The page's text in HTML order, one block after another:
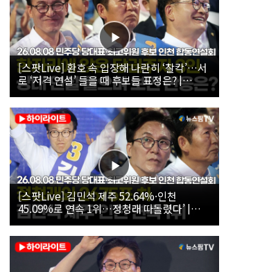
[스팟Live] 환호 속 입장해 나란히 ‘찰칵’…서
로 ‘저격 연설’ 들을 때 후보들 표정은? |
26.08.08 더불어민주당 당대표·최고위원 후
보 인천 합동연설회
[스팟Live] 김민석 제주 52.64%·인천
45.09%로 연속 1위…정청래 따돌렸다’ |
26.08.08 더불어민주당 당대표·최고위원 후
보 인천 합동연설회